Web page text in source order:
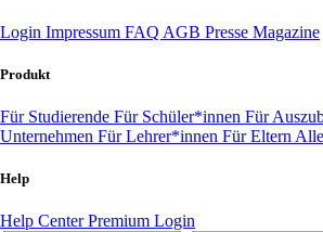
Login Impressum FAQ AGB Presse Magazine
Produkt
Für Studierende Für Schüler*innen Für
Unternehmen Für Lehrer*innen Für Eltern
Help
Help CenterPremium Login